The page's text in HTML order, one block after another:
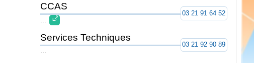
CCAS
03 21 91 64 52
Services Techniques
...
03 21 92 90 89